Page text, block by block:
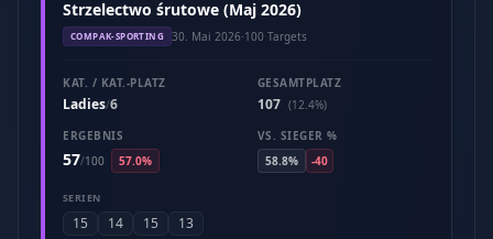
Strzelectwo śrutowe (Maj 2026)
COMPAK-SPORTING 30. Mai 2026·100 Targets
KAT. / KAT.-PLATZ
Ladies/6
GESAMTPLATZ
107 (12.4%)
ERGEBNIS
57/100 57.0%
VS. SIEGER %
58.8%
-40
SERIEN
15 14 15 13